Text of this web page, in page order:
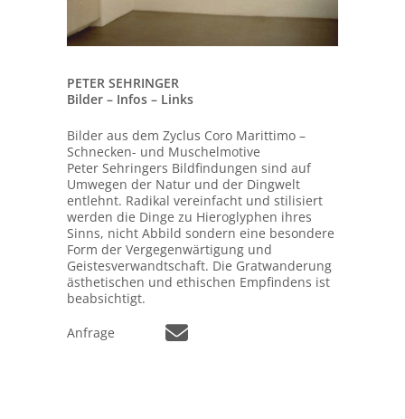
PETER SEHRINGER
Bilder – Infos – Links
Bilder aus dem Zyclus Coro Marittimo –
Schnecken- und Muschelmotive
Peter Sehringers Bildfindungen sind auf
Umwegen der Natur und der Dingwelt
entlehnt. Radikal vereinfacht und stilisiert
werden die Dinge zu Hieroglyphen ihres
Sinns, nicht Abbild sondern eine besondere
Form der Vergegenwärtigung und
Geistesverwandtschaft. Die Gratwanderung
ästhetischen und ethischen Empfindens ist
beabsichtigt.
Anfrage